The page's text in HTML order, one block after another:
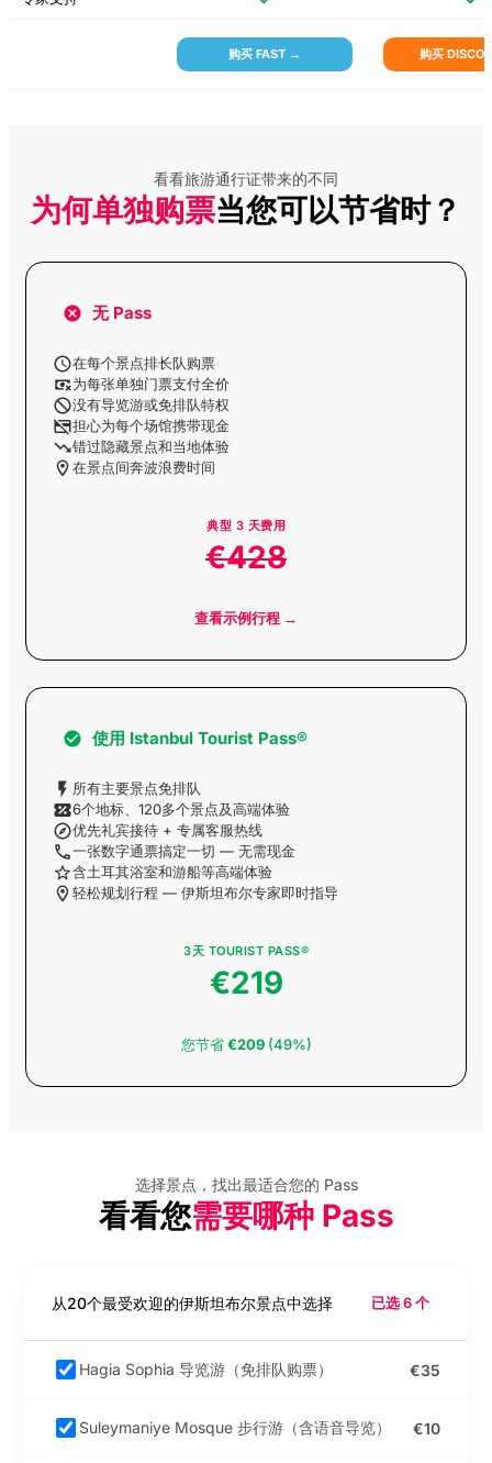
伊斯坦布尔幻觉博物馆
门票
王子群岛午餐之旅
Heybeliada岛往返船票
带语音导览的克纳勒阿
ViaSea Aquarium 门票
ViaSea 主题公园门票
博斯普鲁斯海峡观光游
Underwater Zoo 免排
队门票
Beşiktaş JK 博物馆门
购买 FAST → 购买
看看旅游通行证带来的不同
为何单独购票当您可以节省时？
无 Pass
在每个景点排长队购票
为每张单独门票支付全价
没有导览游或免排队特权
担心为每个场馆携带现金
错过隐藏景点和当地体验
在景点间奔波浪费时间
典型 3 天费用
€428
查看示例行程 →
使用 Istanbul Tourist Pass®
所有主要景点免排队
6个地标、120多个景点及高端体验
优先礼宾接待 + 专属客服热线
一张数字通票搞定一切 — 无需现金
含土耳其浴室和游船等高端体验
轻松规划行程 — 伊斯坦布尔专家即时指导
3天 TOURIST PASS®
€219
您节省€209(49%)
选择景点，找出最适合您的 Pass
看看您需要哪种 Pass
从20个最受欢迎的伊斯坦布尔景点中选择 已选 6 个
Hagia Sophia 导览游（免排队购票） €35
Suleymaniye Mosque 步行游（含语音导览） €10